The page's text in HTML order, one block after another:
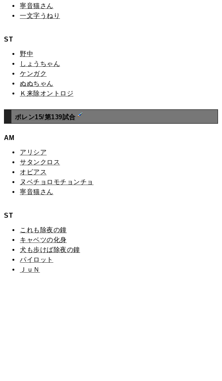
寧音猫さん
一文字うねり
ST
野中
しょうちゃん
ケンガク
ぬぬちゃん
Ｋ来除オントロジ
ポレン15/第139試合
AM
アリシア
サタンクロス
オビアス
ヌベチョロモチョンチョ
寧音猫さん
ST
これも除夜の鐘
キャベツの化身
犬も歩けば除夜の鐘
パイロット
ＪｕＮ